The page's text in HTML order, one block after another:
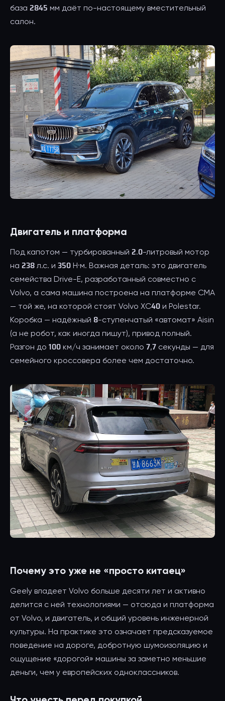
база 2845 мм даёт по-настоящему вместительный
салон.
Двигатель и платформа
Под капотом — турбированный 2.0-литровый мотор
на 238 л.с. и 350 Н·м. Важная деталь: это двигатель
семейства Drive-E, разработанный совместно с
Volvo, а сама машина построена на платформе CMA
— той же, на которой стоят Volvo XC40 и Polestar.
Коробка — надёжный 8-ступенчатый «автомат» Aisin
(а не робот, как иногда пишут), привод полный.
Разгон до 100 км/ч занимает около 7,7 секунды — для
семейного кроссовера более чем достаточно.
Почему это уже не «просто китаец»
Geely владеет Volvo больше десяти лет и активно
делится с ней технологиями — отсюда и платформа
от Volvo, и двигатель, и общий уровень инженерной
культуры. На практике это означает предсказуемое
поведение на дороге, добротную шумоизоляцию и
ощущение «дорогой» машины за заметно меньшие
деньги, чем у европейских одноклассников.